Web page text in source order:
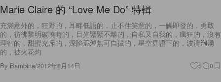
Marie Claire 的 “Love Me Do” 特輯
充滿意外的，狂野的，耳畔低語的，止不住笑意的，一觸即發的，勇敢
的，彷彿黎明破曉時的，目光緊緊不離的，自私又自我的，瘋狂的，沒有
理智的，甜蜜充斥的，深陷泥淖無可自拔的，星空見證下的，波濤洶湧
的，被火花灼
By Bambina/2012年8月14日 5 0